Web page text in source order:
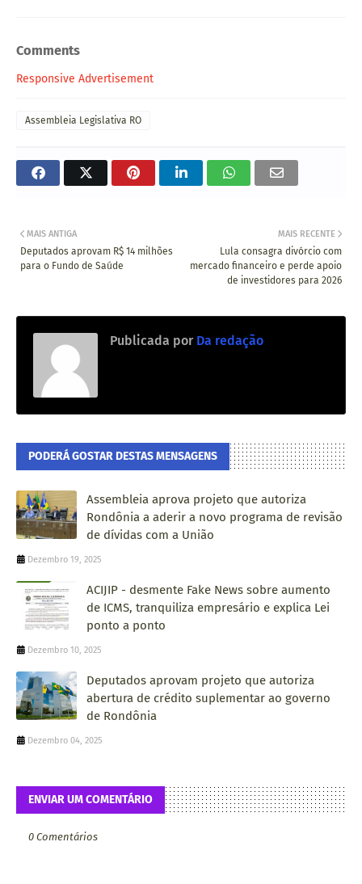
Comments
Responsive Advertisement
Assembleia Legislativa RO
MAIS RECENTE
Lula consagra divórcio com
mercado financeiro e perde apoio
de investidores para 2026
MAIS ANTIGA
Deputados aprovam R$ 14 milhões
para o Fundo de Saúde
Publicada por Da redação
PODERÁ GOSTAR DESTAS MENSAGENS
Assembleia aprova projeto que autoriza
Rondônia a aderir a novo programa de revisão
de dívidas com a União
Dezembro 19, 2025
ACIJIP - desmente Fake News sobre aumento
de ICMS, tranquiliza empresário e explica Lei
ponto a ponto
Dezembro 10, 2025
Deputados aprovam projeto que autoriza
abertura de crédito suplementar ao governo
de Rondônia
Dezembro 04, 2025
ENVIAR UM COMENTÁRIO
0 Comentários